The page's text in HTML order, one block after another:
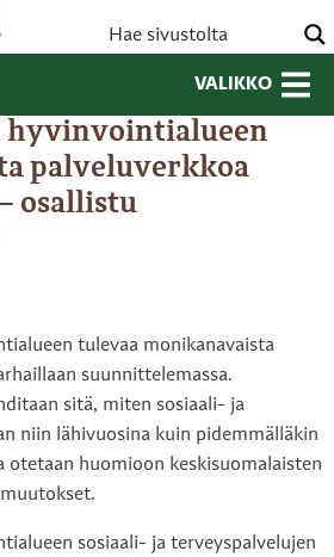
VALIKKO
hyvinvointialueen
palveluverkkoa
osallistu
tulevaa monikanavaista
suunnittelemassa.
sitä, miten sosiaali- ja
niin lähivuosina kuin pidemmälläkin
otetaan huomioon keskisuomalaisten
sosiaali- ja terveyspalvelujen